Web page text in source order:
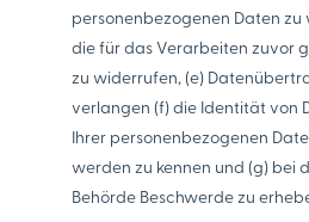
personenbezogenen Daten
die für das Verarbeiten zuvor
zu widerrufen, (e)
verlangen (f) die Identität von
Ihrer personenbezogenen
werden zu kennen und (g) bei
Behörde Beschwerde zu